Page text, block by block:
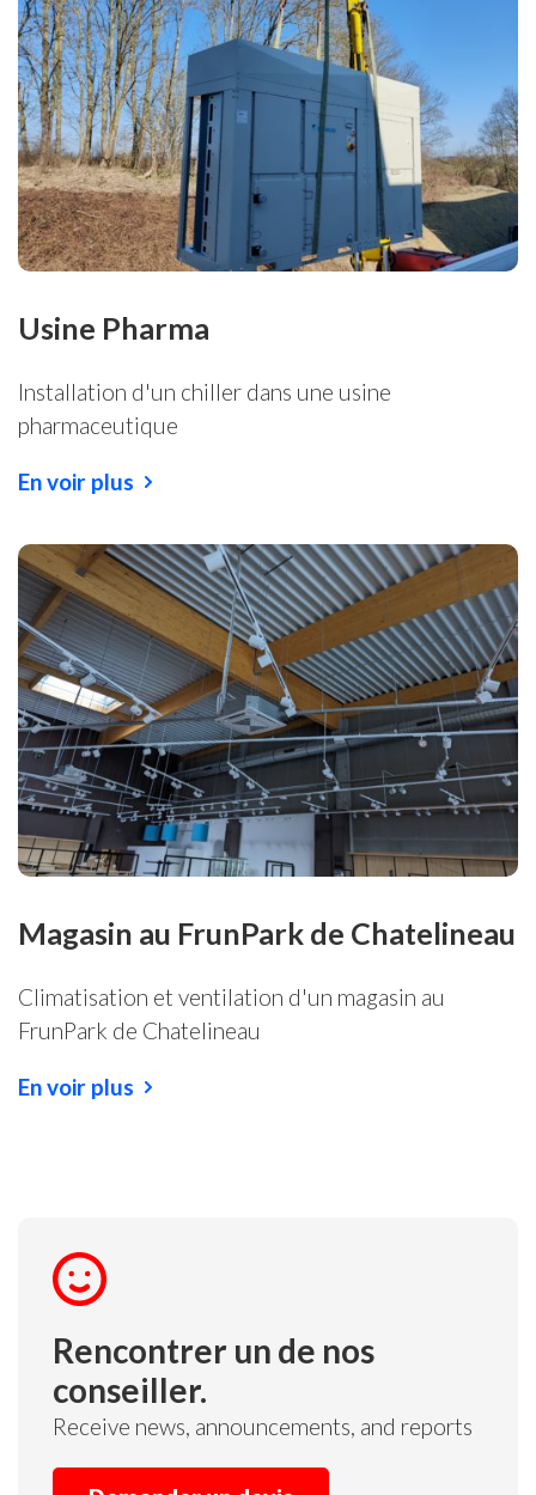
Usine Pharma
Installation d'un chiller dans une usine
pharmaceutique
En voir plus
Magasin au FrunPark de Chatelineau
Climatisation et ventilation d'un magasin au
FrunPark de Chatelineau
En voir plus
Rencontrer un de nos
conseiller.
Receive news, announcements, and reports